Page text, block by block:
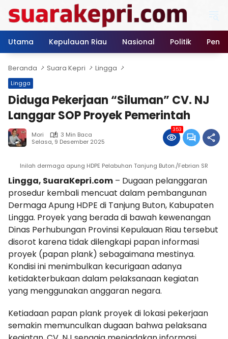
konten
Utama
Kepulauan Riau Nasional Politik
Beranda Suara Kepri Lingga
Lingga
Diduga Pekerjaan “Siluman” CV. NJ
Langgar SOP Proyek Pemerintah
Mori
3 Min Baca
Selasa, 9 Desember 2025
353
Inilah dermaga apung HDPE Pelabuhan Tanjung Buton./Febrian SR
Lingga, SuaraKepri.com – Dugaan pelanggaran
prosedur kembali mencuat dalam pembangunan
Dermaga Apung HDPE di Tanjung Buton, Kabupaten
Lingga. Proyek yang berada di bawah kewenangan
Dinas Perhubungan Provinsi Kepulauan Riau tersebut
disorot karena tidak dilengkapi papan informasi
proyek (papan plank) sebagaimana mestinya.
Kondisi ini menimbulkan kecurigaan adanya
ketidakterbukaan dalam pelaksanaan kegiatan
yang menggunakan anggaran negara.
Ketiadaan papan plank proyek di lokasi pekerjaan
semakin memunculkan dugaan bahwa pelaksana